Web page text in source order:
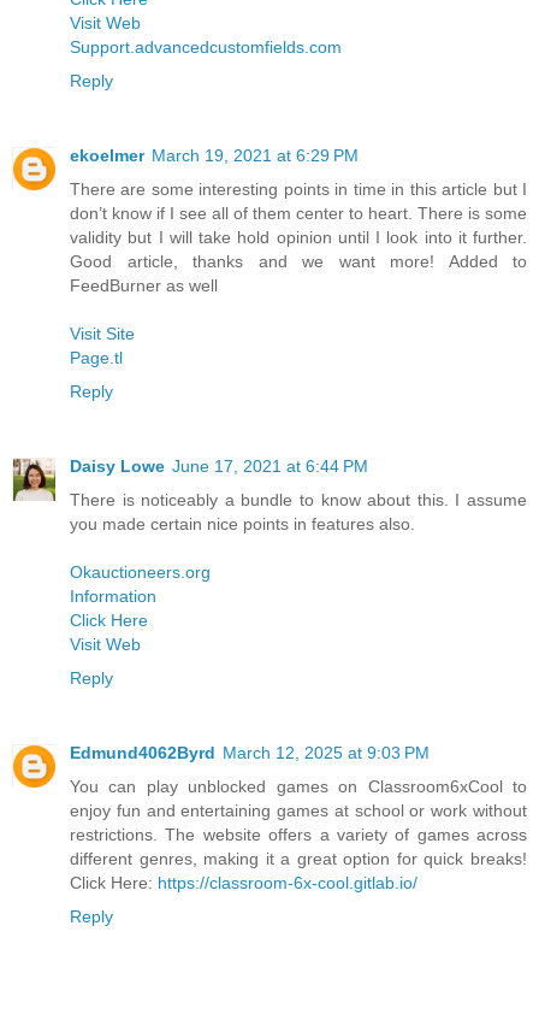
Visit Web
Support.advancedcustomfields.com
Reply
ekoelmer March 19, 2021 at 6:29 PM
There are some interesting points in time in this article but I
don’t know if I see all of them center to heart. There is some
validity but I will take hold opinion until I look into it further.
Good article, thanks and we want more! Added to
FeedBurner as well
Visit Site
Page.tl
Reply
Daisy Lowe June 17, 2021 at 6:44 PM
There is noticeably a bundle to know about this. I assume
you made certain nice points in features also.
Okauctioneers.org
Information
Click Here
Visit Web
Reply
Edmund4062Byrd March 12, 2025 at 9:03 PM
You can play unblocked games on Classroom6xCool to
enjoy fun and entertaining games at school or work without
restrictions. The website offers a variety of games across
different genres, making it a great option for quick breaks!
Click Here: https://classroom-6x-cool.gitlab.io/
Reply